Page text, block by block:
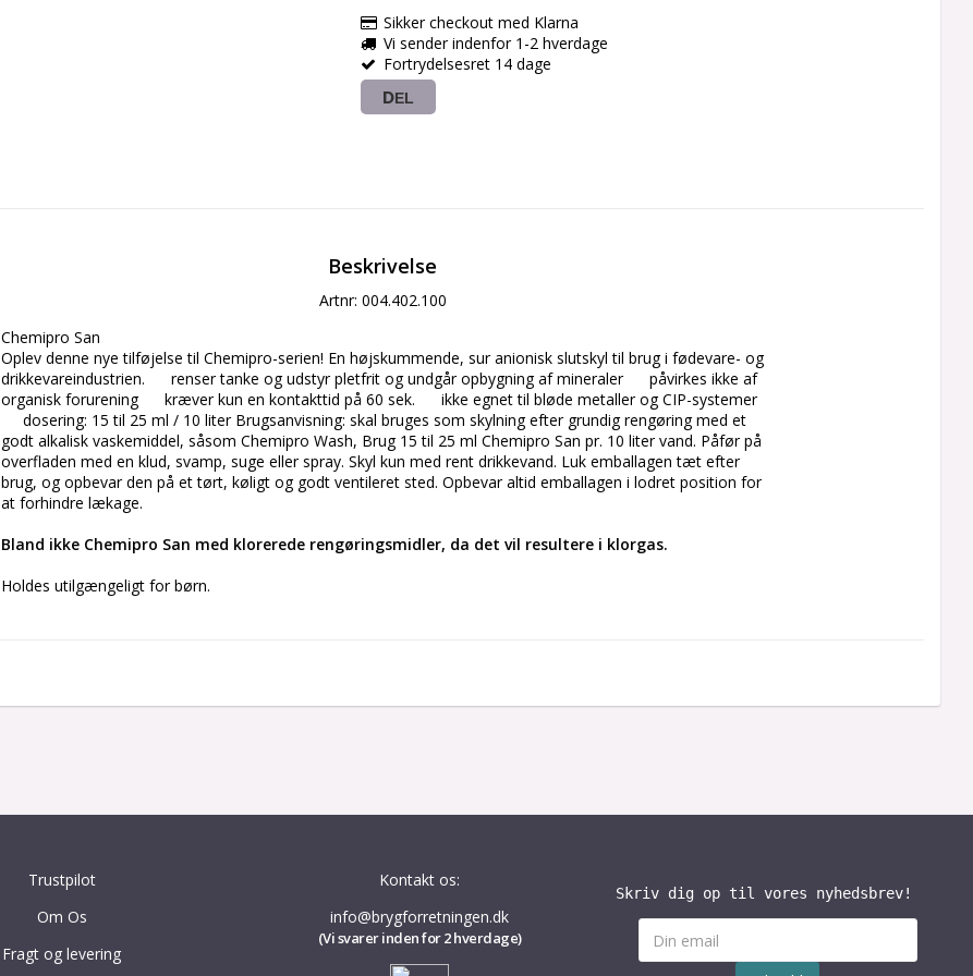
Sikker checkout med Klarna
Vi sender indenfor 1-2 hverdage
Fortrydelsesret 14 dage
DEL
Beskrivelse
Artnr: 004.402.100
Chemipro San
Oplev denne nye tilføjelse til Chemipro-serien! En højskummende, sur anionisk slutskyl til brug i fødevare- og
drikkevareindustrien.      renser tanke og udstyr pletfrit og undgår opbygning af mineraler      påvirkes ikke af
organisk forurening      kræver kun en kontakttid på 60 sek.      ikke egnet til bløde metaller og CIP-systemer
dosering: 15 til 25 ml / 10 liter Brugsanvisning: skal bruges som skylning efter grundig rengøring med et
godt alkalisk vaskemiddel, såsom Chemipro Wash, Brug 15 til 25 ml Chemipro San pr. 10 liter vand. Påfør på
overfladen med en klud, svamp, suge eller spray. Skyl kun med rent drikkevand. Luk emballagen tæt efter
brug, og opbevar den på et tørt, køligt og godt ventileret sted. Opbevar altid emballagen i lodret position for
at forhindre lækage.
Bland ikke Chemipro San med klorerede rengøringsmidler, da det vil resultere i klorgas.
Holdes utilgængeligt for børn.
Trustpilot
Om Os
Fragt og levering
Kontakt os:
info@brygforretningen.dk
(Vi svarer inden for 2 hverdage)
Skriv dig op til vores nyhedsbrev!